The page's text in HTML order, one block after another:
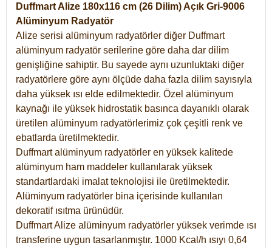
Duffmart Alize 180x116 cm (26 Dilim) Açık Gri-9006
Alüminyum Radyatör
Alize serisi alüminyum radyatörler diğer Duffmart
alüminyum radyatör serilerine göre daha dar dilim
genişliğine sahiptir. Bu sayede aynı uzunluktaki diğer
radyatörlere göre aynı ölçüde daha fazla dilim sayısıyla
daha yüksek ısı elde edilmektedir. Özel alüminyum
kaynağı ile yüksek hidrostatik basınca dayanıklı olarak
üretilen alüminyum radyatörlerimiz çok çeşitli renk ve
ebatlarda üretilmektedir.
Duffmart alüminyum radyatörler en yüksek kalitede
alüminyum ham maddeler kullanılarak yüksek
standartlardaki imalat teknolojisi ile üretilmektedir.
Alüminyum radyatörler bina içerisinde kullanılan
dekoratif ısıtma ürünüdür.
Duffmart Alize alüminyum radyatörler yüksek verimde ısı
transferine uygun tasarlanmıştır. 1000 Kcal/h ısıyı 0,64